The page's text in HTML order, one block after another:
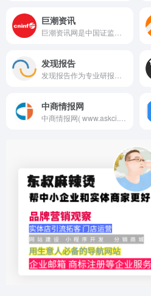
巨潮资讯
发现报告
中商情报网